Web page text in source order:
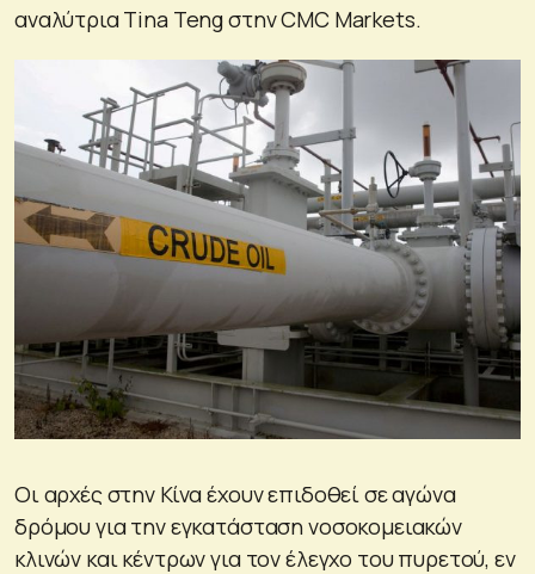
αναλύτρια Tina Teng στην CMC Markets.
Οι αρχές στην Κίνα έχουν επιδοθεί σε αγώνα
δρόμου για την εγκατάσταση νοσοκομειακών
κλινών και κέντρων για τον έλεγχο του πυρετού, εν